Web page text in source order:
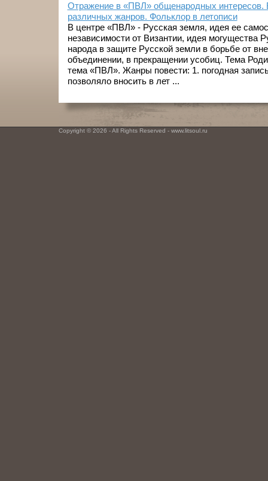
Отражение в «ПВЛ» общенародных интересов.
различных жанров. Фольклор в летописи
В центре «ПВЛ» - Русская земля, идея ее
независимости от Византии, идея могущества
народа в защите Русской земли в борьбе от
объединении, в прекращении усобиц. Тема
тема «ПВЛ». Жанры повести: 1. погодная
позволяло вносить в лет ...
Copyright © 2026 - All Rights Reserved - www.litsoul.ru